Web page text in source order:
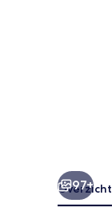
97+
Overzicht